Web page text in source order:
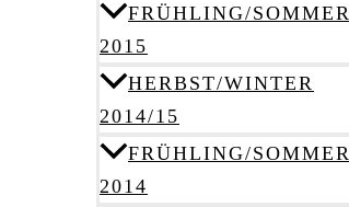
FRÜHLING/SOMMER
2015
HERBST/WINTER
2014/15
FRÜHLING/SOMMER
2014